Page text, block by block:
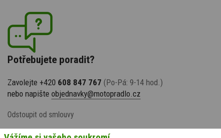
Potřebujete poradit?
Zavolejte +420 608 847 767 (Po-Pá: 9-14 hod.)
nebo napište objednavky@motopradlo.cz
Odstoupit od smlouvy